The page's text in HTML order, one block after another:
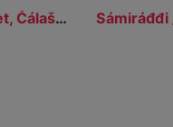
Sámiráđđi / Samerådet, Čálašeapmi, áššebáhpirat /...
Gå til detaljvisning